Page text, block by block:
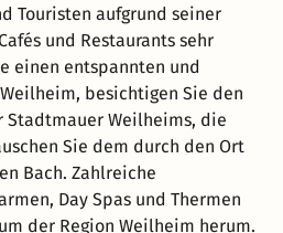
Touristen aufgrund seiner
und Restaurants sehr
einen entspannten und
besichtigen Sie den
Stadtmauer Weilheims, die
Sie dem durch den Ort
Bach. Zahlreiche
Day Spas und Thermen
der Region Weilheim herum.